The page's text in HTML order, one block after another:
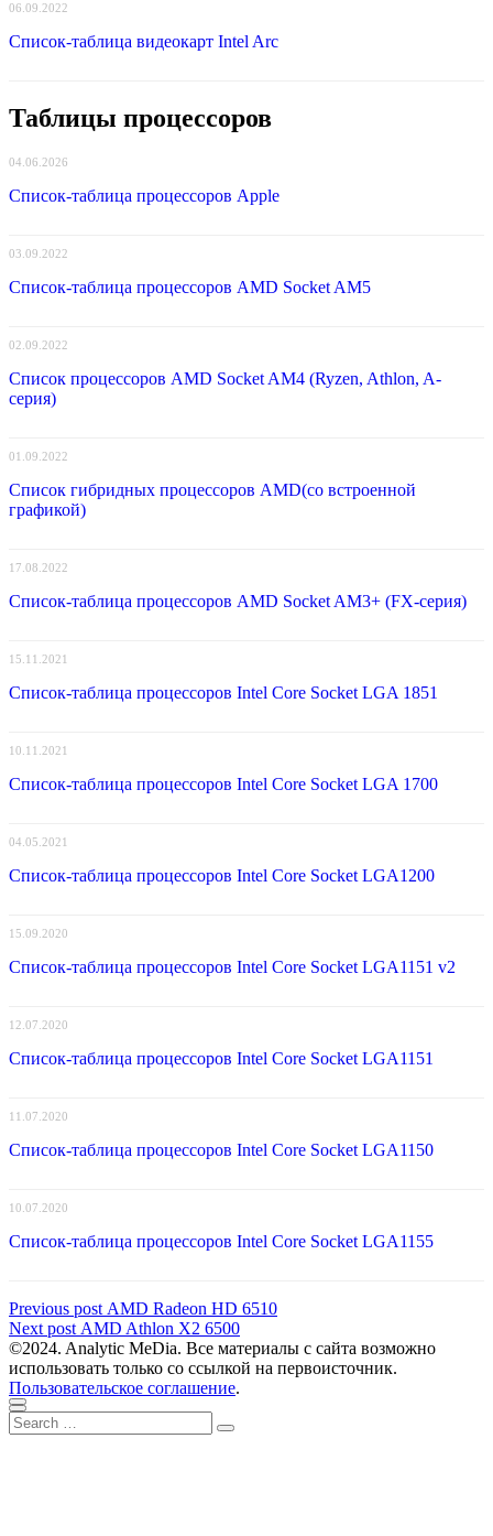
06.09.2022
Список-таблица видеокарт Intel Arc
Таблицы процессоров
04.06.2026
Список-таблица процессоров Apple
03.09.2022
Список-таблица процессоров AMD Socket AM5
02.09.2022
Список процессоров AMD Socket AM4 (Ryzen, Athlon, A-
серия)
01.09.2022
Список гибридных процессоров AMD(со встроенной
графикой)
17.08.2022
Список-таблица процессоров AMD Socket AM3+ (FX-серия)
15.11.2021
Список-таблица процессоров Intel Core Socket LGA 1851
10.11.2021
Список-таблица процессоров Intel Core Socket LGA 1700
04.05.2021
Список-таблица процессоров Intel Core Socket LGA1200
15.09.2020
Список-таблица процессоров Intel Core Socket LGA1151 v2
12.07.2020
Список-таблица процессоров Intel Core Socket LGA1151
11.07.2020
Список-таблица процессоров Intel Core Socket LGA1150
10.07.2020
Список-таблица процессоров Intel Core Socket LGA1155
Навигация
по
записям
Previous post Previous
post:
AMD Radeon HD 6510
Next post Next
post:
AMD Athlon X2 6500
©2024. Analytic MeDia. Все материалы с сайта возможно
использовать только со ссылкой на первоисточник.
Пользовательское соглашение.
Scroll
to
Close
Search
for:
Search